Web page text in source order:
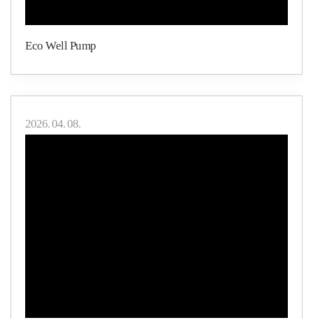
Eco Well Pump
2026. 04. 08.